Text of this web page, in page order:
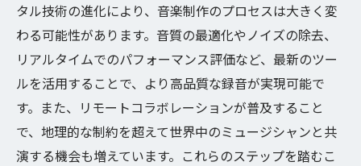
タル技術の進化により、音楽制作のプロセスは大きく変
わる可能性があります。音質の最適化やノイズの除去、
リアルタイムでのパフォーマンス評価など、最新のツー
ルを活用することで、より高品質な録音が実現可能で
す。また、リモートコラボレーションが普及すること
で、地理的な制約を超えて世界中のミュージシャンと共
演する機会も増えています。これらのステップを踏むこ